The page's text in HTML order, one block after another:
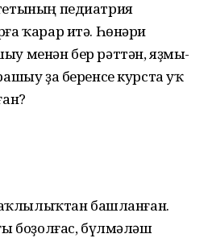
педиатрия
ҡарар итә. Һөнәри
менән бер рәттән, яҙмы­
ҙа беренсе курста уҡ
башланған.
боҙолғас, бүлмә­ләш